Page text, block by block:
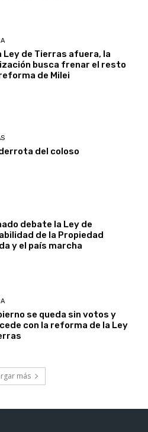
Ley de Tierras afuera, la
busca frenar el resto
de Milei
del coloso
debate la Ley de
de la Propiedad
y el país marcha
se queda sin votos y
con la reforma de la Ley
más